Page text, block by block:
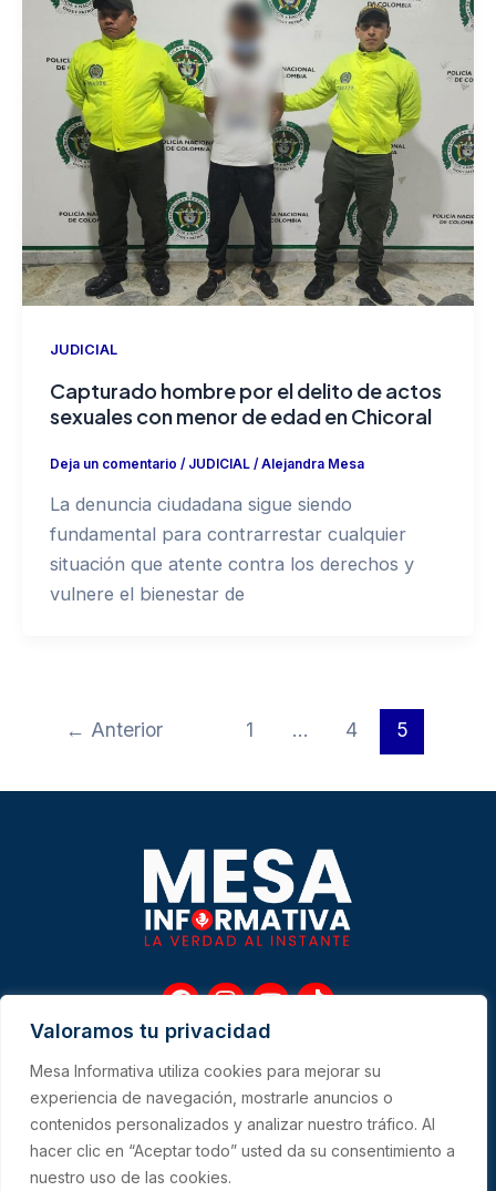
Valoramos tu privacidad
Mesa Informativa utiliza cookies para mejorar su
experiencia de navegación, mostrarle anuncios o
contenidos personalizados y analizar nuestro tráfico. Al
hacer clic en “Aceptar todo” usted da su consentimiento a
nuestro uso de las cookies.
JUDICIAL
Capturado hombre por el delito de actos
sexuales con menor de edad en Chicoral
Deja un comentario / JUDICIAL/Alejandra Mesa
La denuncia ciudadana sigue siendo
fundamental para contrarrestar cualquier
situación que atente contra los derechos y
vulnere el bienestar de
← Anterior 1 … 4 5
F
a
c
e
b
o
o
k
I
n
s
t
a
g
r
a
m
Y
u
t
u
b
e
T
t
o
k
CONTACTO